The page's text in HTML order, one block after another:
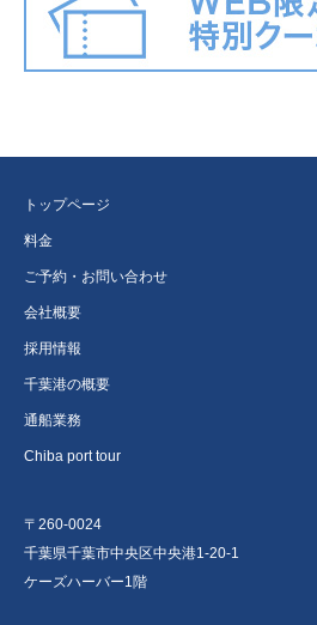
トップページ
料金
ご予約・お問い合わせ
会社概要
採用情報
千葉港の概要
通船業務
Chiba port tour
〒260-0024
千葉県千葉市中央区中央港1-20-1
ケーズハーバー1階